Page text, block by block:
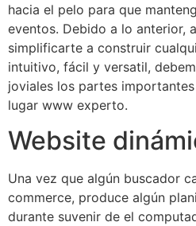
hacia el pelo para que
eventos. Debido a lo anterior,
simplificarte a construir
intuitivo, fácil y versatil,
joviales los partes
lugar www experto.
Website
Una vez que algún buscador
commerce, produce algún
durante suvenir de el